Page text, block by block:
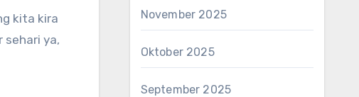
kita kira
sehari ya,
November 2025
Oktober 2025
September 2025